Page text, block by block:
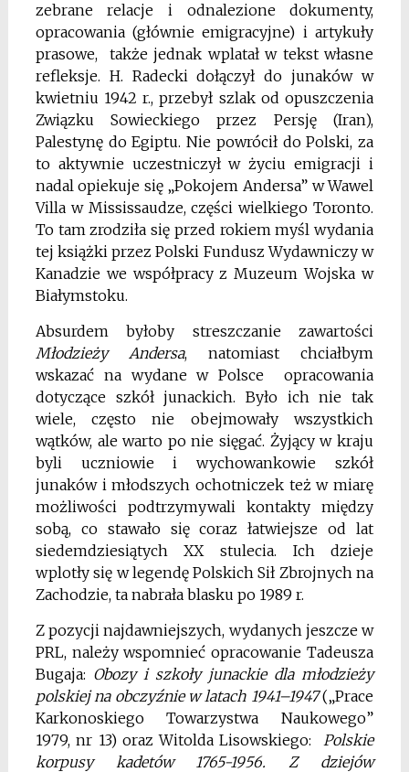
zebrane relacje i odnalezione dokumenty,
opracowania (głównie emigracyjne) i artykuły
prasowe, także jednak wplatał w tekst własne
refleksje. H. Radecki dołączył do junaków w
kwietniu 1942 r., przebył szlak od opuszczenia
Związku Sowieckiego przez Persję (Iran),
Palestynę do Egiptu. Nie powrócił do Polski, za
to aktywnie uczestniczył w życiu emigracji i
nadal opiekuje się „Pokojem Andersa” w Wawel
Villa w Mississaudze, części wielkiego Toronto.
To tam zrodziła się przed rokiem myśl wydania
tej książki przez Polski Fundusz Wydawniczy w
Kanadzie we współpracy z Muzeum Wojska w
Białymstoku.
Absurdem byłoby streszczanie zawartości
Młodzieży Andersa, natomiast chciałbym
wskazać na wydane w Polsce opracowania
dotyczące szkół junackich. Było ich nie tak
wiele, często nie obejmowały wszystkich
wątków, ale warto po nie sięgać. Żyjący w kraju
byli uczniowie i wychowankowie szkół
junaków i młodszych ochotniczek też w miarę
możliwości podtrzymywali kontakty między
sobą, co stawało się coraz łatwiejsze od lat
siedemdziesiątych XX stulecia. Ich dzieje
wplotły się w legendę Polskich Sił Zbrojnych na
Zachodzie, ta nabrała blasku po 1989 r.
Z pozycji najdawniejszych, wydanych jeszcze w
PRL, należy wspomnieć opracowanie Tadeusza
Bugaja: Obozy i szkoły junackie dla młodzieży
polskiej na obczyźnie w latach 1941–1947(„Prace
Karkonoskiego Towarzystwa Naukowego”
1979, nr 13) oraz Witolda Lisowskiego:Polskie
korpusy kadetów 1765-1956. Z dziejów